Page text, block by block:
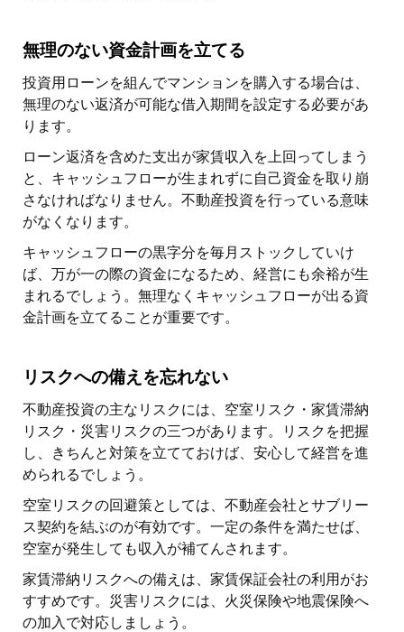
無理のない資金計画を立てる
投資用ローンを組んでマンションを購入する場合は、
無理のない返済が可能な借入期間を設定する必要があ
ります。
ローン返済を含めた支出が家賃収入を上回ってしまう
と、キャッシュフローが生まれずに自己資金を取り崩
さなければなりません。不動産投資を行っている意味
がなくなります。
キャッシュフローの黒字分を毎月ストックしていけ
ば、万が一の際の資金になるため、経営にも余裕が生
まれるでしょう。無理なくキャッシュフローが出る資
金計画を立てることが重要です。
リスクへの備えを忘れない
不動産投資の主なリスクには、空室リスク・家賃滞納
リスク・災害リスクの三つがあります。リスクを把握
し、きちんと対策を立てておけば、安心して経営を進
められるでしょう。
空室リスクの回避策としては、不動産会社とサブリー
ス契約を結ぶのが有効です。一定の条件を満たせば、
空室が発生しても収入が補てんされます。
家賃滞納リスクへの備えは、家賃保証会社の利用がお
すすめです。災害リスクには、火災保険や地震保険へ
の加入で対応しましょう。